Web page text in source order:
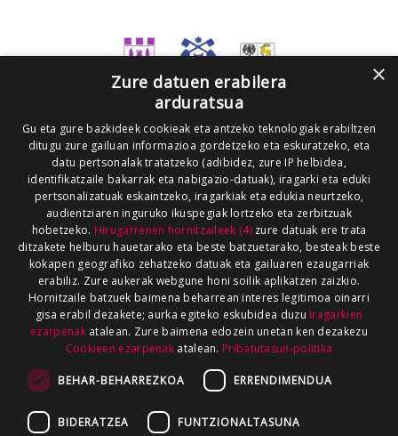
×
Zure datuen erabilera
arduratsua
Gu eta gure bazkideek cookieak eta antzeko teknologiak erabiltzen
ditugu zure gailuan informazioa gordetzeko eta eskuratzeko, eta
datu pertsonalak tratatzeko (adibidez, zure IP helbidea,
identifikatzaile bakarrak eta nabigazio-datuak), iragarki eta eduki
pertsonalizatuak eskaintzeko, iragarkiak eta edukia neurtzeko,
audientziaren inguruko ikuspegiak lortzeko eta zerbitzuak
hobetzeko. Hirugarrenen hornitzaileek (4)zure datuak ere trata
ditzakete helburu hauetarako eta beste batzuetarako, besteak beste
kokapen geografiko zehatzeko datuak eta gailuaren ezaugarriak
erabiliz. Zure aukerak webgune honi soilik aplikatzen zaizkio.
Hornitzaile batzuek baimena beharrean interes legitimoa oinarri
gisa erabil dezakete; aurka egiteko eskubidea duzu Iragarkien
ezarpenakatalean. Zure baimena edozein unetan ken dezakezu
Cookieen ezarpenak atalean. Pribatutasun-politika
BEHAR-BEHARREZKOA ERRENDIMENDUA
BIDERATZEA FUNTZIONALTASUNA